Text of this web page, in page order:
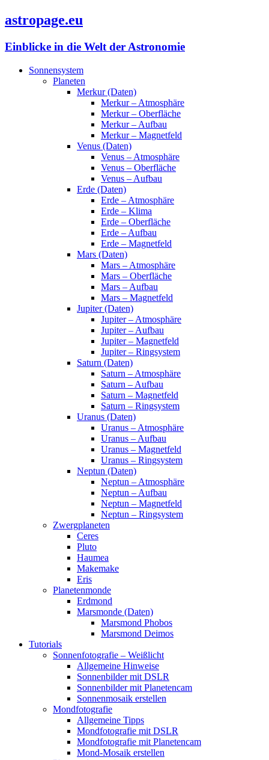
astropage.eu
Einblicke in die Welt der Astronomie
Sonnensystem
Planeten
Merkur (Daten)
Merkur – Atmosphäre
Merkur – Oberfläche
Merkur – Aufbau
Merkur – Magnetfeld
Venus (Daten)
Venus – Atmosphäre
Venus – Oberfläche
Venus – Aufbau
Erde (Daten)
Erde – Atmosphäre
Erde – Klima
Erde – Oberfläche
Erde – Aufbau
Erde – Magnetfeld
Mars (Daten)
Mars – Atmosphäre
Mars – Oberfläche
Mars – Aufbau
Mars – Magnetfeld
Jupiter (Daten)
Jupiter – Atmosphäre
Jupiter – Aufbau
Jupiter – Magnetfeld
Jupiter – Ringsystem
Saturn (Daten)
Saturn – Atmosphäre
Saturn – Aufbau
Saturn – Magnetfeld
Saturn – Ringsystem
Uranus (Daten)
Uranus – Atmosphäre
Uranus – Aufbau
Uranus – Magnetfeld
Uranus – Ringsystem
Neptun (Daten)
Neptun – Atmosphäre
Neptun – Aufbau
Neptun – Magnetfeld
Neptun – Ringsystem
Zwergplaneten
Ceres
Pluto
Haumea
Makemake
Eris
Planetenmonde
Erdmond
Marsmonde (Daten)
Marsmond Phobos
Marsmond Deimos
Tutorials
Sonnenfotografie – Weißlicht
Allgemeine Hinweise
Sonnenbilder mit DSLR
Sonnenbilder mit Planetencam
Sonnenmosaik erstellen
Mondfotografie
Allgemeine Tipps
Mondfotografie mit DSLR
Mondfotografie mit Planetencam
Mond-Mosaik erstellen